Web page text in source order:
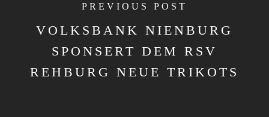
PREVIOUS POST
VOLKSBANK NIENBURG
SPONSERT DEM RSV
REHBURG NEUE TRIKOTS